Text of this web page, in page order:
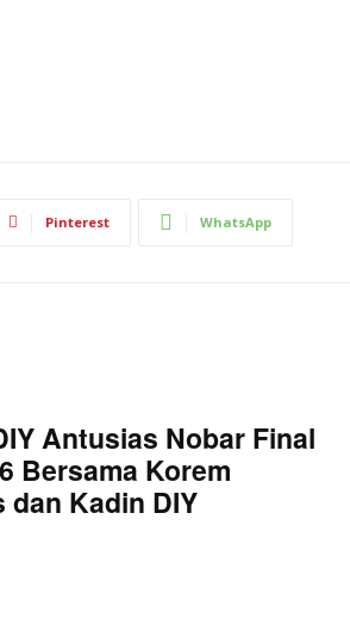
Beraksi di Jalan Baru Tanjungpura
Pinterest WhatsApp
Antusias Nobar Final
Bersama Korem
dan Kadin DIY